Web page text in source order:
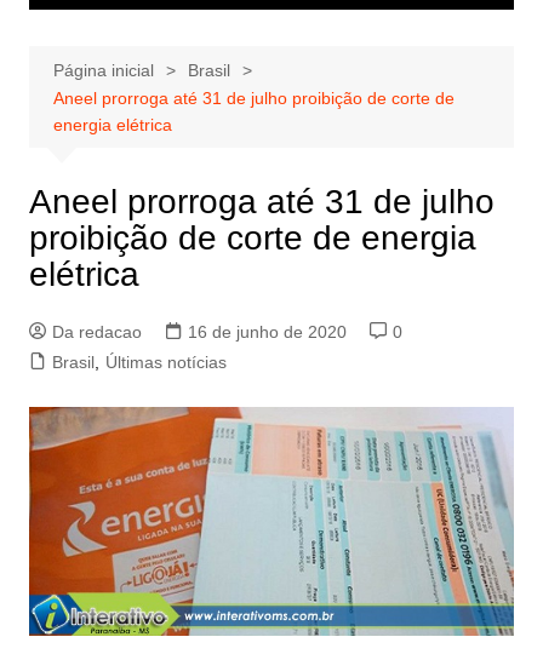
Página inicial
Brasil
Aneel prorroga até 31 de julho proibição de corte de
energia elétrica
Aneel prorroga até 31 de julho
proibição de corte de energia
elétrica
Da redacao 16 de junho de 2020
0
Brasil, Últimas notícias